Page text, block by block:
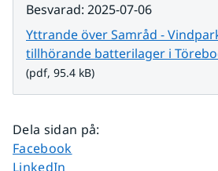
Besvarad: 2025-07-06
Yttrande över Samråd -
tillhörande batterilager i
(pdf, 95.4 kB)
Dela sidan på:
Dela sidan på
Facebook
Dela sidan på
LinkedIn